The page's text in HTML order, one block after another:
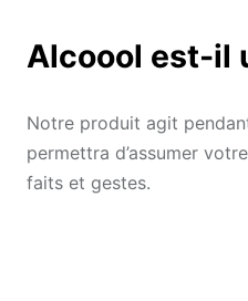
Alcoool est-il
Notre produit agit
permettra d’assumer
faits et gestes.